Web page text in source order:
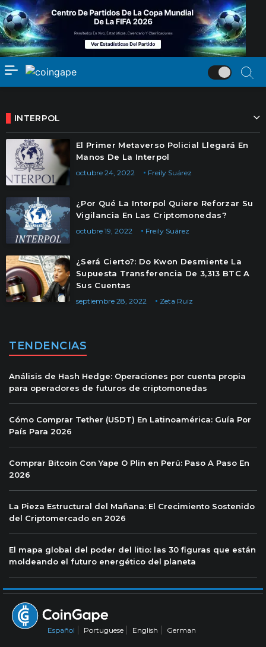
INTERPOL
El Primer Metaverso Policial Llegará En
Manos De La Interpol
Freily Suárez
octubre 24, 2022
¿Por Qué La Interpol Quiere Reforzar Su
Vigilancia En Las Criptomonedas?
Freily Suárez
octubre 19, 2022
¿Será Cierto?: Do Kwon Desmiente La
Supuesta Transferencia De 3,313 BTC A
Sus Cuentas
Zeta Ruiz
septiembre 28, 2022
TENDENCIAS
Análisis de Hash Hedge: Operaciones por cuenta propia
para operadores de futuros de criptomonedas
Cómo Comprar Tether (USDT) En Latinoamérica: Guía Por
País Para 2026
Comprar Bitcoin Con Yape O Plin en Perú: Paso A Paso En
2026
La Pieza Estructural del Mañana: El Crecimiento Sostenido
del Criptomercado en 2026
El mapa global del poder del litio: las 30 figuras que están
moldeando el futuro energético del planeta
Español Portuguese English German